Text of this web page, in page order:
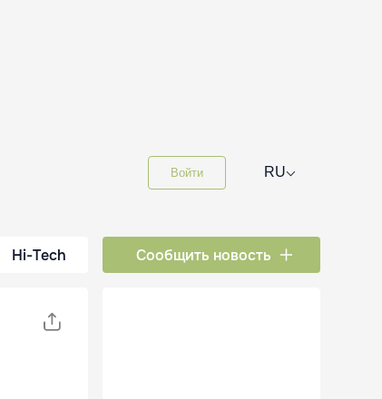
Войти RU⌵
Hi-Tech Сообщить новость